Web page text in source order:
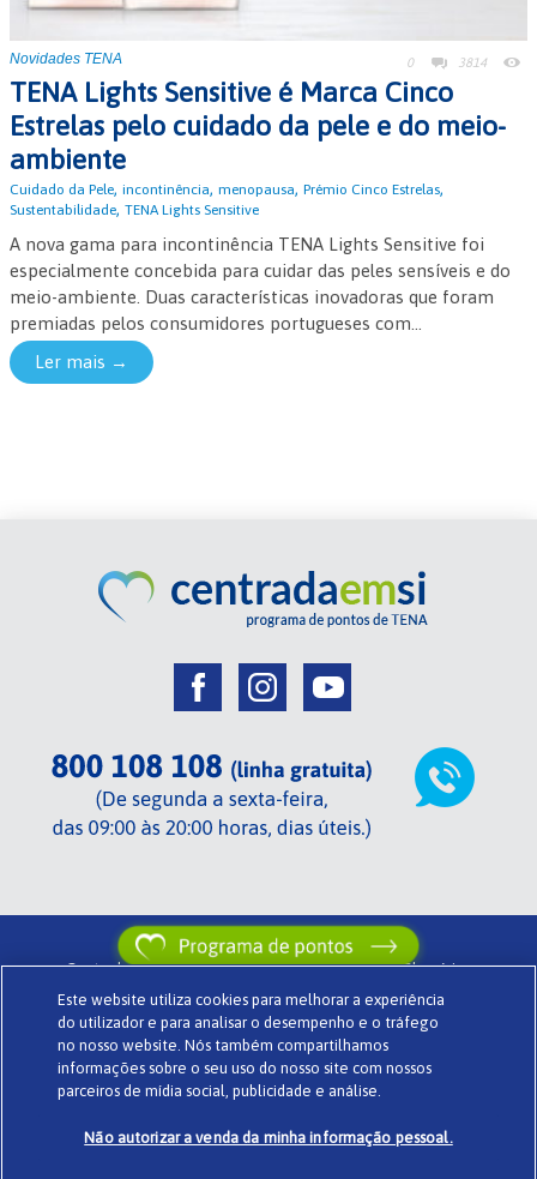
Novidades TENA 0 3814
TENA Lights Sensitive é Marca Cinco
Estrelas pelo cuidado da pele e do meio-
ambiente
Cuidado da Pele, incontinência, menopausa, Prémio Cinco Estrelas,
Sustentabilidade, TENA Lights Sensitive
A nova gama para incontinência TENA Lights Sensitive foi
especialmente concebida para cuidar das peles sensíveis e do
meio-ambiente. Duas características inovadoras que foram
premiadas pelos consumidores portugueses com...
Ler mais →
Centrada em si de TENA . Termos de utilização . Glossário .
Powered by www.codigomedia.com© Essity Portugal Lda
Sobre o Centrada em si . Política de privacidade . Cookies .
Este website utiliza cookies para melhorar a experiência
do utilizador e para analisar o desempenho e o tráfego
no nosso website. Nós também compartilhamos
informações sobre o seu uso do nosso site com nossos
parceiros de mídia social, publicidade e análise.
Não autorizar a venda da minha informação pessoal.